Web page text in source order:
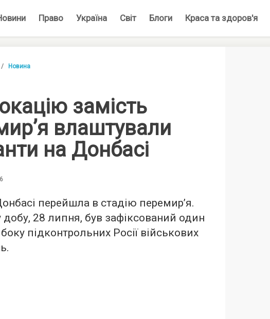
Право Україна Світ Блоги Краса та здоров'я
Новина
замість
влаштували
на Донбасі
перейшла в стадію перемир’я.
28 липня, був зафіксований один
боку підконтрольних Росії військових